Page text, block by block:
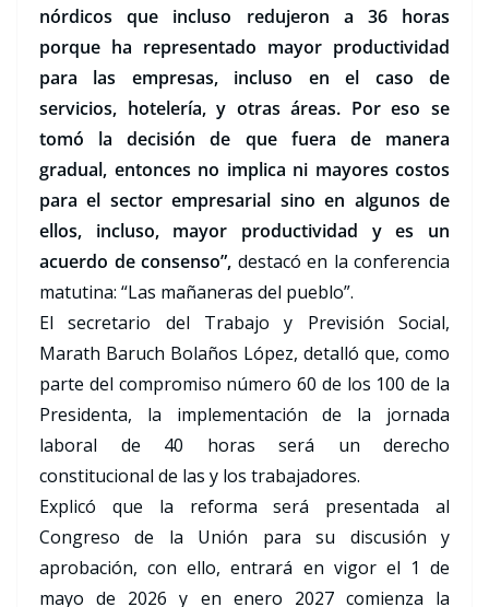
nórdicos que incluso redujeron a 36 horas
porque ha representado mayor productividad
para las empresas, incluso en el caso de
servicios, hotelería, y otras áreas. Por eso se
tomó la decisión de que fuera de manera
gradual, entonces no implica ni mayores costos
para el sector empresarial sino en algunos de
ellos, incluso, mayor productividad y es un
acuerdo de consenso”, destacó en la conferencia
matutina: “Las mañaneras del pueblo”.
El secretario del Trabajo y Previsión Social,
Marath Baruch Bolaños López, detalló que, como
parte del compromiso número 60 de los 100 de la
Presidenta, la implementación de la jornada
laboral de 40 horas será un derecho
constitucional de las y los trabajadores.
Explicó que la reforma será presentada al
Congreso de la Unión para su discusión y
aprobación, con ello, entrará en vigor el 1 de
mayo de 2026 y en enero 2027 comienza la